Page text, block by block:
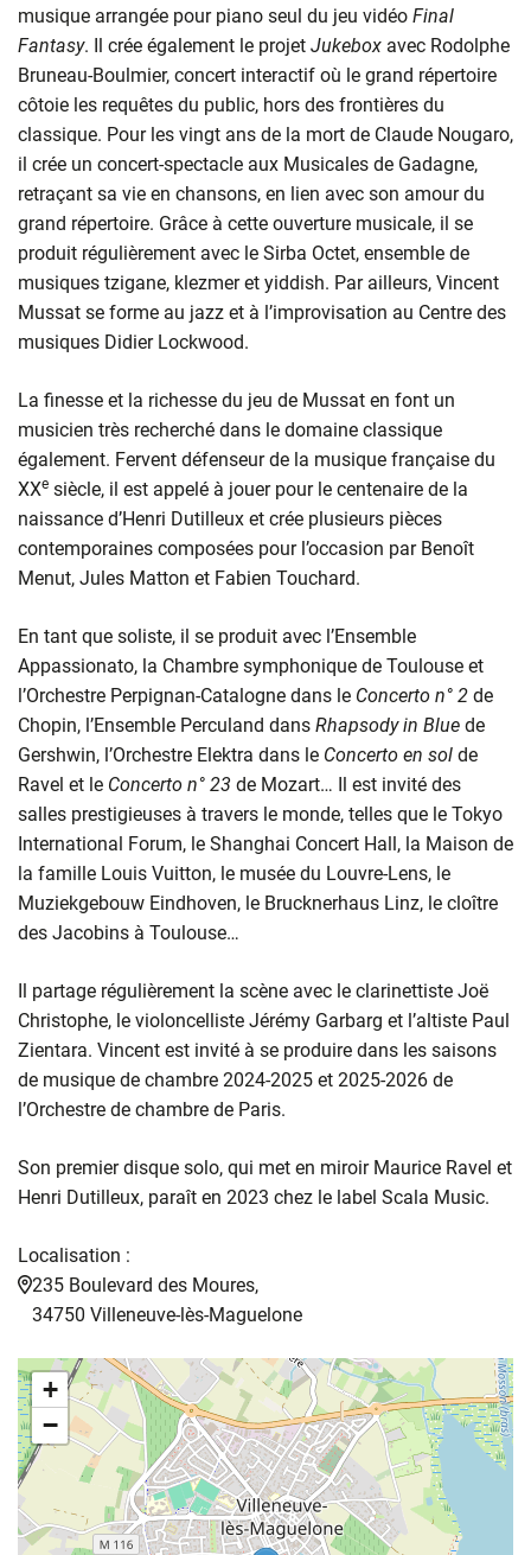
musique arrangée pour piano seul du jeu vidéo Final
Fantasy. Il crée également le projet Jukebox avec Rodolphe
Bruneau-Boulmier, concert interactif où le grand répertoire
côtoie les requêtes du public, hors des frontières du
classique. Pour les vingt ans de la mort de Claude Nougaro,
il crée un concert-spectacle aux Musicales de Gadagne,
retraçant sa vie en chansons, en lien avec son amour du
grand répertoire. Grâce à cette ouverture musicale, il se
produit régulièrement avec le Sirba Octet, ensemble de
musiques tzigane, klezmer et yiddish. Par ailleurs, Vincent
Mussat se forme au jazz et à l’improvisation au Centre des
musiques Didier Lockwood.
La finesse et la richesse du jeu de Mussat en font un
musicien très recherché dans le domaine classique
également. Fervent défenseur de la musique française du
XXe siècle, il est appelé à jouer pour le centenaire de la
naissance d’Henri Dutilleux et crée plusieurs pièces
contemporaines composées pour l’occasion par Benoît
Menut, Jules Matton et Fabien Touchard.
En tant que soliste, il se produit avec l’Ensemble
Appassionato, la Chambre symphonique de Toulouse et
l’Orchestre Perpignan-Catalogne dans le Concerto n° 2 de
Chopin, l’Ensemble Perculand dans Rhapsody in Blue de
Gershwin, l’Orchestre Elektra dans le Concerto en sol de
Ravel et le Concerto n° 23 de Mozart… Il est invité des
salles prestigieuses à travers le monde, telles que le Tokyo
International Forum, le Shanghai Concert Hall, la Maison de
la famille Louis Vuitton, le musée du Louvre-Lens, le
Muziekgebouw Eindhoven, le Brucknerhaus Linz, le cloître
des Jacobins à Toulouse…
Il partage régulièrement la scène avec le clarinettiste Joë
Christophe, le violoncelliste Jérémy Garbarg et l’altiste Paul
Zientara. Vincent est invité à se produire dans les saisons
de musique de chambre 2024-2025 et 2025-2026 de
l’Orchestre de chambre de Paris.
Son premier disque solo, qui met en miroir Maurice Ravel et
Henri Dutilleux, paraît en 2023 chez le label Scala Music.
Localisation :
235 Boulevard des Moures,
34750 Villeneuve-lès-Maguelone
+
−